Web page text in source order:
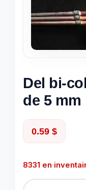
Del bi-
de 5 mm
0.59 $
8331 en
quantité